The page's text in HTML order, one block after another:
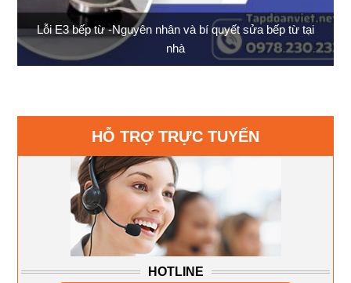
Lỗi E3 bếp từ -Nguyên nhân và bí quyết sửa bếp từ tại
nhà
HỖ TRỢ TRỰC TUYẾN
HOTLINE